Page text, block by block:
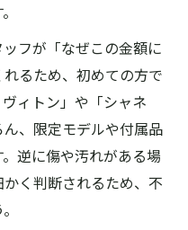
フが「なぜこの金額に
るため、初めての方で
ィトン」や「シャネ
、限定モデルや付属品
逆に傷や汚れがある場
く判断されるため、不